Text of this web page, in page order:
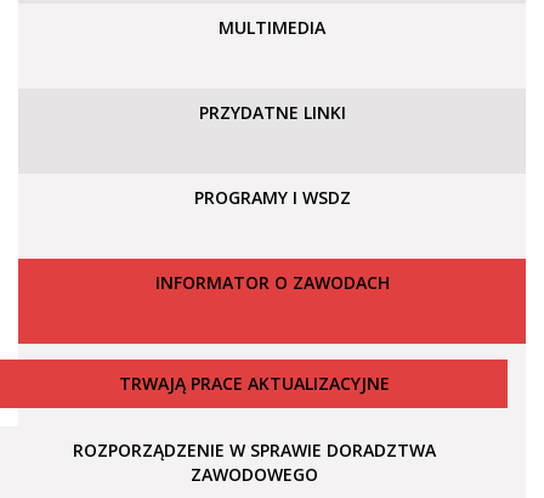
MULTIMEDIA
PRZYDATNE LINKI
PROGRAMY I WSDZ
INFORMATOR O ZAWODACH
TRWAJĄ PRACE AKTUALIZACYJNE
ROZPORZĄDZENIE W SPRAWIE DORADZTWA
ZAWODOWEGO